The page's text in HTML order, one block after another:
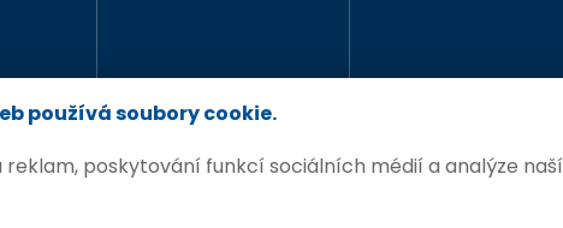
používá soubory cookie.
poskytování funkcí sociálních médií a analýze naší